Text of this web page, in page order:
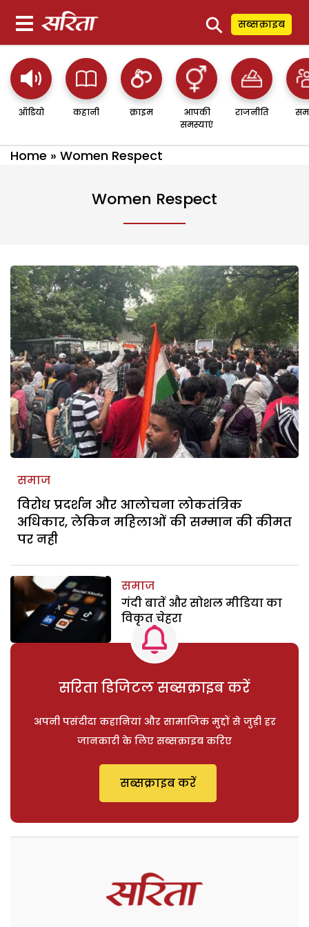
⚲ सब्सक्राइब
ऑडियो कहानी क्राइम
आपकी
समस्याएं
राजनीति
Home » Women Respect
Women Respect
समाज
विरोध प्रदर्शन और आलोचना लोकतंत्रिक
अधिकार, लेकिन महिलाओं की सम्मान की कीमत
पर नही
समाज
गंदी बातें और सोशल मीडिया का
विकृत चेहरा
सरिता डिजिटल सब्सक्राइब करें
अपनी पसंदीदा कहानियां और सामाजिक मुद्दों से जुड़ी हर
जानकारी के लिए सब्सक्राइब करिए
सब्सक्राइब करें